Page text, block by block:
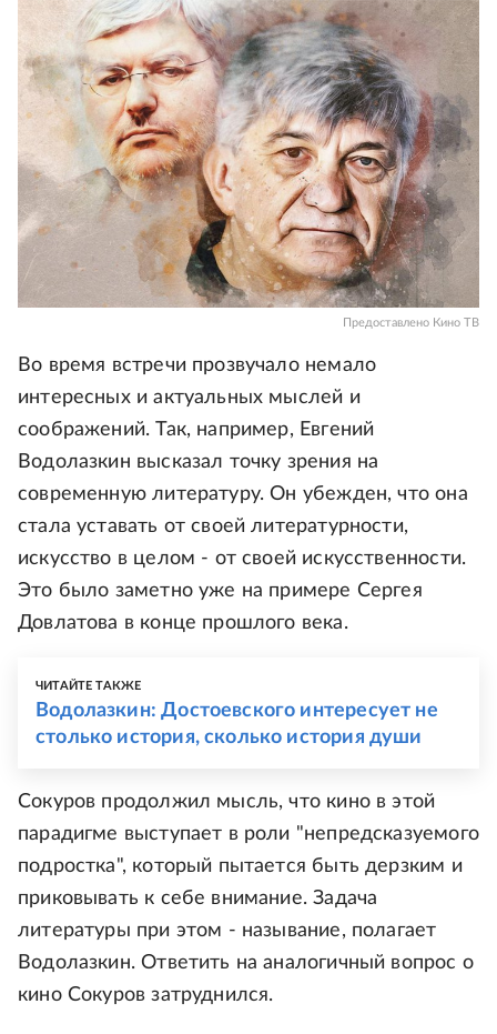
Предоставлено Кино ТВ
Во время встречи прозвучало немало
интересных и актуальных мыслей и
соображений. Так, например, Евгений
Водолазкин высказал точку зрения на
современную литературу. Он убежден, что она
стала уставать от своей литературности,
искусство в целом - от своей искусственности.
Это было заметно уже на примере Сергея
Довлатова в конце прошлого века.
ЧИТАЙТЕ ТАКЖЕ
Водолазкин: Достоевского интересует не
столько история, сколько история души
Сокуров продолжил мысль, что кино в этой
парадигме выступает в роли "непредсказуемого
подростка", который пытается быть дерзким и
приковывать к себе внимание. Задача
литературы при этом - называние, полагает
Водолазкин. Ответить на аналогичный вопрос о
кино Сокуров затруднился.